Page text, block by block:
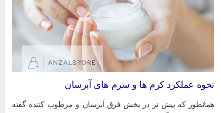
عملکرد کرم ها و سرم های آبرسان
که پیش تر در بخش فرق آبرسان و مرطوب کننده گفته